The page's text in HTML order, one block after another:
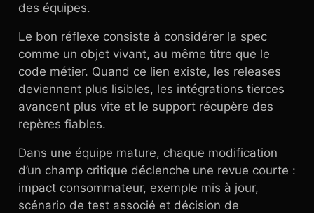
des équipes.
Le bon réflexe consiste à considérer la spec
comme un objet vivant, au même titre que le
code métier. Quand ce lien existe, les releases
deviennent plus lisibles, les intégrations tierces
avancent plus vite et le support récupère des
repères fiables.
Dans une équipe mature, chaque modification
d’un champ critique déclenche une revue courte :
impact consommateur, exemple mis à jour,
scénario de test associé et décision de